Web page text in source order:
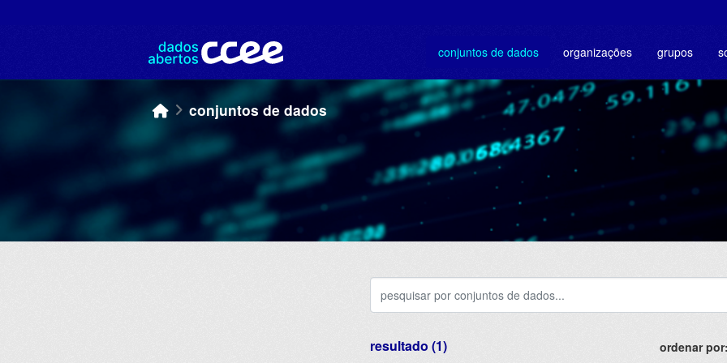
conjuntos de dados organizações grupos
conjuntos de dados
ordenar por
resultado (1)